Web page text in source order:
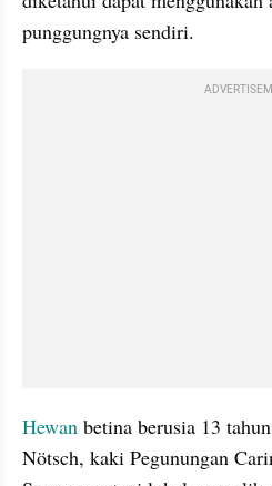
punggungnya sendiri.
Hewan betina berusia 13
Nötsch, kaki Pegunungan